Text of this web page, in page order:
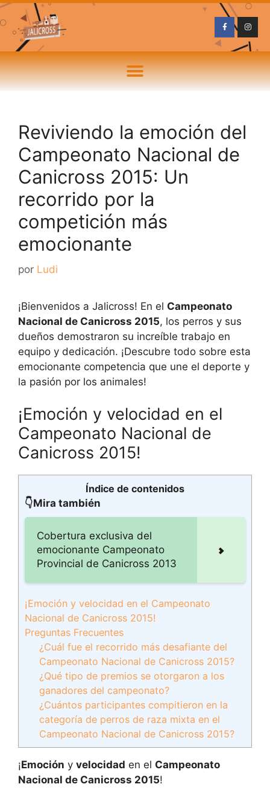
Reviviendo la emoción del
Campeonato Nacional de
Canicross 2015: Un
recorrido por la
competición más
emocionante
por Ludi
¡Bienvenidos a Jalicross! En el Campeonato
Nacional de Canicross 2015, los perros y sus
dueños demostraron su increíble trabajo en
equipo y dedicación. ¡Descubre todo sobre esta
emocionante competencia que une el deporte y
la pasión por los animales!
¡Emoción y velocidad en el
Campeonato Nacional de
Canicross 2015!
Índice de contenidos
👇Mira también
Cobertura exclusiva del
emocionante Campeonato
Provincial de Canicross 2013
¡Emoción y velocidad en el Campeonato
Nacional de Canicross 2015!
Preguntas Frecuentes
¿Cuál fue el recorrido más desafiante del
Campeonato Nacional de Canicross 2015?
¿Qué tipo de premios se otorgaron a los
ganadores del campeonato?
¿Cuántos participantes compitieron en la
categoría de perros de raza mixta en el
Campeonato Nacional de Canicross 2015?
¡Emoción y velocidad en el Campeonato
Nacional de Canicross 2015!